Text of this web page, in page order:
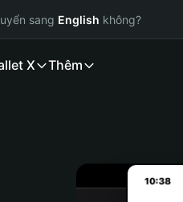
sang English không?
X Thêm